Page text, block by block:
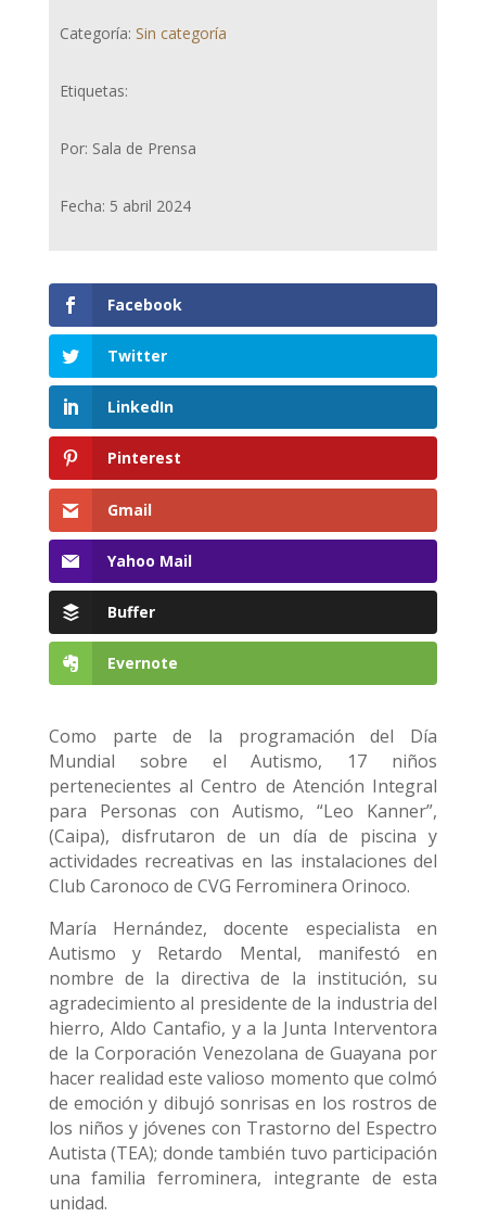
Categoría: Sin categoría
Etiquetas:
Por: Sala de Prensa
Fecha: 5 abril 2024
Facebook
Twitter
LinkedIn
Pinterest
Gmail
Yahoo Mail
Buffer
Evernote
Como parte de la programación del Día
Mundial sobre el Autismo, 17 niños
pertenecientes al Centro de Atención Integral
para Personas con Autismo, “Leo Kanner”,
(Caipa), disfrutaron de un día de piscina y
actividades recreativas en las instalaciones del
Club Caronoco de CVG Ferrominera Orinoco.
María Hernández, docente especialista en
Autismo y Retardo Mental, manifestó en
nombre de la directiva de la institución, su
agradecimiento al presidente de la industria del
hierro, Aldo Cantafio, y a la Junta Interventora
de la Corporación Venezolana de Guayana por
hacer realidad este valioso momento que colmó
de emoción y dibujó sonrisas en los rostros de
los niños y jóvenes con Trastorno del Espectro
Autista (TEA); donde también tuvo participación
una familia ferrominera, integrante de esta
unidad.